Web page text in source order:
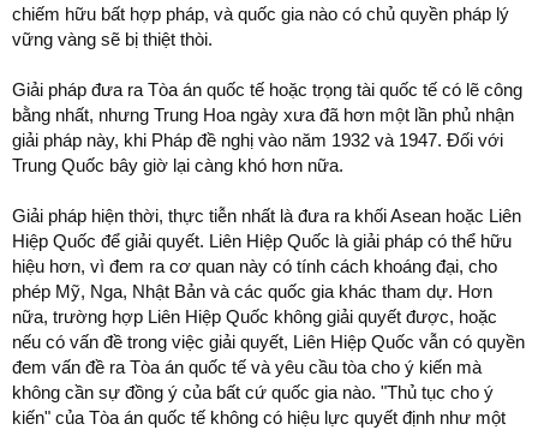
chiếm hữu bất hợp pháp, và quốc gia nào có chủ quyền pháp lý
vững vàng sẽ bị thiệt thòi.
Giải pháp đưa ra Tòa án quốc tế hoặc trọng tài quốc tế có lẽ công
bằng nhất, nhưng Trung Hoa ngày xưa đã hơn một lần phủ nhận
giải pháp này, khi Pháp đề nghị vào năm 1932 và 1947. Đối với
Trung Quốc bây giờ lại càng khó hơn nữa.
Giải pháp hiện thời, thực tiễn nhất là đưa ra khối Asean hoặc Liên
Hiệp Quốc để giải quyết. Liên Hiệp Quốc là giải pháp có thể hữu
hiệu hơn, vì đem ra cơ quan này có tính cách khoáng đại, cho
phép Mỹ, Nga, Nhật Bản và các quốc gia khác tham dự. Hơn
nữa, trường hợp Liên Hiệp Quốc không giải quyết được, hoặc
nếu có vấn đề trong việc giải quyết, Liên Hiệp Quốc vẫn có quyền
đem vấn đề ra Tòa án quốc tế và yêu cầu tòa cho ý kiến mà
không cần sự đồng ý của bất cứ quốc gia nào. "Thủ tục cho ý
kiến" của Tòa án quốc tế không có hiệu lực quyết định như một